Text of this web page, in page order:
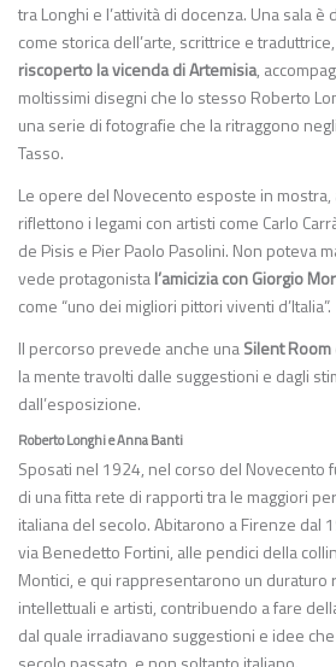
tra Longhi e l’attività di docenza. Una sala è
come storica dell’arte, scrittrice e
riscoperto la vicenda di Artemisia,
moltissimi disegni che lo stesso Roberto
una serie di fotografie che la ritraggono
Tasso.
Le opere del Novecento esposte in
riflettono i legami con artisti come Carlo
de Pisis e Pier Paolo Pasolini. Non poteva
vede protagonistal’amicizia con Giorgio
come “uno dei migliori pittori viventi d’Italia”.
Il percorso prevede anche unaSilent Room
la mente travolti dalle suggestioni e dagli
dall’esposizione.
Roberto Longhi e Anna Banti
Sposati nel 1924, nel corso del Novecento
di una fitta rete di rapporti tra le maggiori
italiana del secolo. Abitarono a Firenze dal
via Benedetto Fortini, alle pendici della
Montici, e qui rappresentarono un
intellettuali e artisti, contribuendo a fare
dal quale irradiavano suggestioni e idee